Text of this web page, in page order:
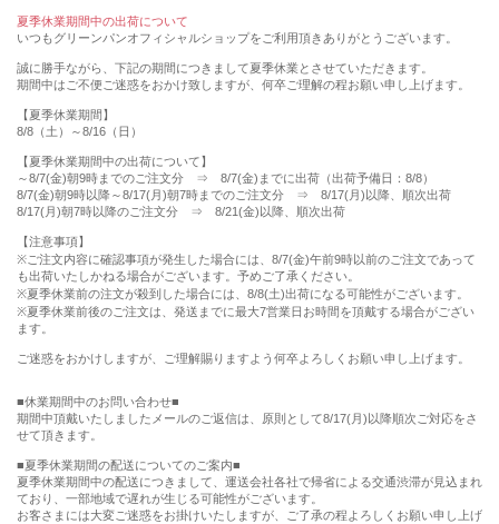
夏季休業期間中の出荷について
いつもグリーンパンオフィシャルショップをご利用頂きありがとうございます。
誠に勝手ながら、下記の期間につきまして夏季休業とさせていただきます。
期間中はご不便ご迷惑をおかけ致しますが、何卒ご理解の程お願い申し上げます。
【夏季休業期間】
8/8（土）～8/16（日）
【夏季休業期間中の出荷について】
～8/7(金)朝9時までのご注文分 ⇒ 8/7(金)までに出荷（出荷予備日：8/8）
8/7(金)朝9時以降～8/17(月)朝7時までのご注文分 ⇒ 8/17(月)以降、順次出荷
8/17(月)朝7時以降のご注文分 ⇒ 8/21(金)以降、順次出荷
【注意事項】
※ご注文内容に確認事項が発生した場合には、8/7(金)午前9時以前のご注文であって
も出荷いたしかねる場合がございます。予めご了承ください。
※夏季休業前の注文が殺到した場合には、8/8(土)出荷になる可能性がございます。
※夏季休業前後のご注文は、発送までに最大7営業日お時間を頂戴する場合がござい
ます。
ご迷惑をおかけしますが、ご理解賜りますよう何卒よろしくお願い申し上げます。
■休業期間中のお問い合わせ■
期間中頂戴いたしましたメールのご返信は、原則として8/17(月)以降順次ご対応をさ
せて頂きます。
■夏季休業期間の配送についてのご案内■
夏季休業期間中の配送につきまして、運送会社各社で帰省による交通渋滞が見込まれ
ており、一部地域で遅れが生じる可能性がございます。
お客さまには大変ご迷惑をお掛けいたしますが、ご了承の程よろしくお願い申し上げ